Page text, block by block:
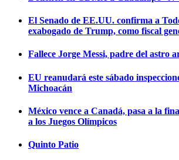
El Senado de EE.UU. confirma a
exabogado de Trump, como fiscal
Fallece Jorge Messi, padre del astro
EU reanudará este sábado
Michoacán
México vence a Canadá, pasa a la
a los Juegos Olímpicos
Quinto Patio